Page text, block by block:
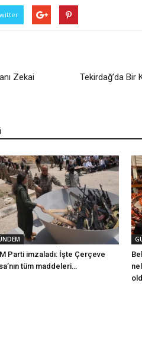
Zekai
Tekirdağ’da Bir
Parti imzaladı: İşte Çerçeve
tüm maddeleri…